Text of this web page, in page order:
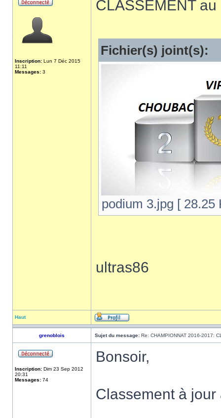
Inscription: Lun 7 Déc 2015
11:11
Messages: 3
CLASSEMENT
Fichier(s) joint(s):
podium 3.jpg [ 28.25
ultras86
Haut
grenoblois Sujet du message: Re: CHAMPIONNAT 2016-2017:
Inscription: Dim 23 Sep 2012
20:31
Messages: 74
Bonsoir,
Classement à